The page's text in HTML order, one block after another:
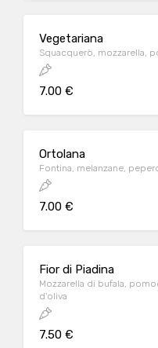
Vegetariana
Squacquerò, mozzarella,
7.00 €
Ortolana
Fontina, melanzane,
7.00 €
Fior di Piadina
Mozzarella di bufala,
d'oliva
7.50 €